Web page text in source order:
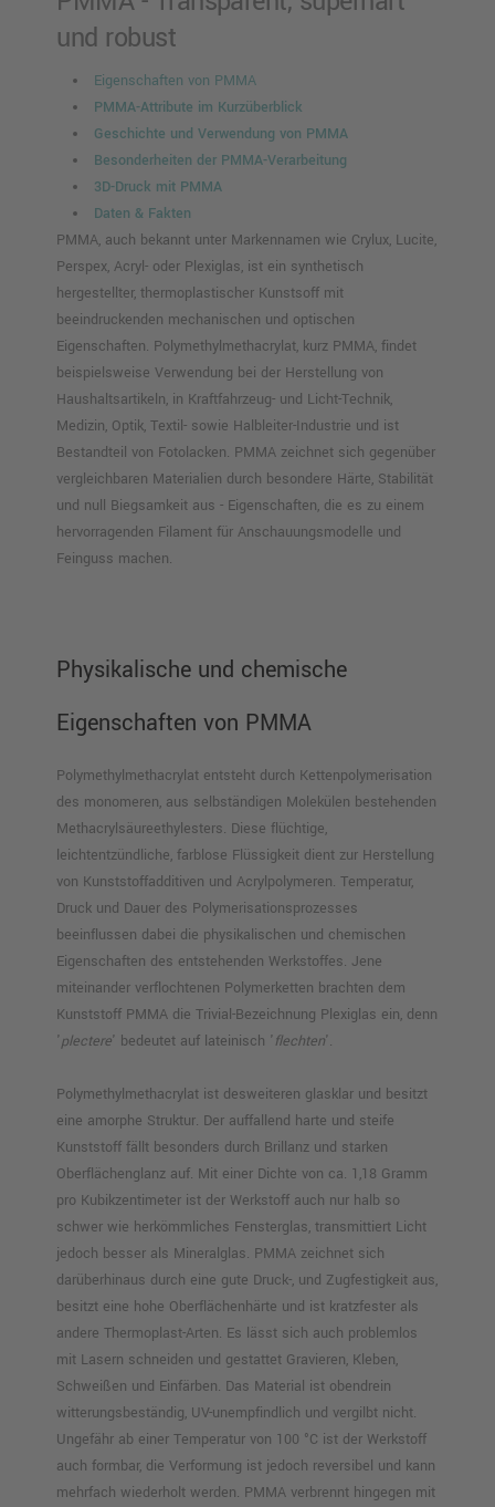
und robust
Eigenschaften von PMMA
PMMA-Attribute im Kurzüberblick
Geschichte und Verwendung von PMMA
Besonderheiten der PMMA-Verarbeitung
3D-Druck mit PMMA
Daten & Fakten
PMMA, auch bekannt unter Markennamen wie Crylux, Lucite,
Perspex, Acryl- oder Plexiglas, ist ein synthetisch
hergestellter, thermoplastischer Kunstsoff mit
beeindruckenden mechanischen und optischen
Eigenschaften. Polymethylmethacrylat, kurz PMMA, findet
beispielsweise Verwendung bei der Herstellung von
Haushaltsartikeln, in Kraftfahrzeug- und Licht-Technik,
Medizin, Optik, Textil- sowie Halbleiter-Industrie und ist
Bestandteil von Fotolacken. PMMA zeichnet sich gegenüber
vergleichbaren Materialien durch besondere Härte, Stabilität
und null Biegsamkeit aus - Eigenschaften, die es zu einem
hervorragenden Filament für Anschauungsmodelle und
Feinguss machen.
Physikalische und chemische
Eigenschaften von PMMA
Polymethylmethacrylat entsteht durch Kettenpolymerisation
des monomeren, aus selbständigen Molekülen bestehenden
Methacrylsäureethylesters. Diese flüchtige,
leichtentzündliche, farblose Flüssigkeit dient zur Herstellung
von Kunststoffadditiven und Acrylpolymeren. Temperatur,
Druck und Dauer des Polymerisationsprozesses
beeinflussen dabei die physikalischen und chemischen
Eigenschaften des entstehenden Werkstoffes. Jene
miteinander verflochtenen Polymerketten brachten dem
Kunststoff PMMA die Trivial-Bezeichnung Plexiglas ein, denn
'plectere' bedeutet auf lateinisch ' flechten'.
Polymethylmethacrylat ist desweiteren glasklar und besitzt
eine amorphe Struktur. Der auffallend harte und steife
Kunststoff fällt besonders durch Brillanz und starken
Oberflächenglanz auf. Mit einer Dichte von ca. 1,18 Gramm
pro Kubikzentimeter ist der Werkstoff auch nur halb so
schwer wie herkömmliches Fensterglas, transmittiert Licht
jedoch besser als Mineralglas. PMMA zeichnet sich
darüberhinaus durch eine gute Druck-, und Zugfestigkeit aus,
besitzt eine hohe Oberflächenhärte und ist kratzfester als
andere Thermoplast-Arten. Es lässt sich auch problemlos
mit Lasern schneiden und gestattet Gravieren, Kleben,
Schweißen und Einfärben. Das Material ist obendrein
witterungsbeständig, UV-unempfindlich und vergilbt nicht.
Ungefähr ab einer Temperatur von 100 °C ist der Werkstoff
auch formbar, die Verformung ist jedoch reversibel und kann
mehrfach wiederholt werden. PMMA verbrennt hingegen mit